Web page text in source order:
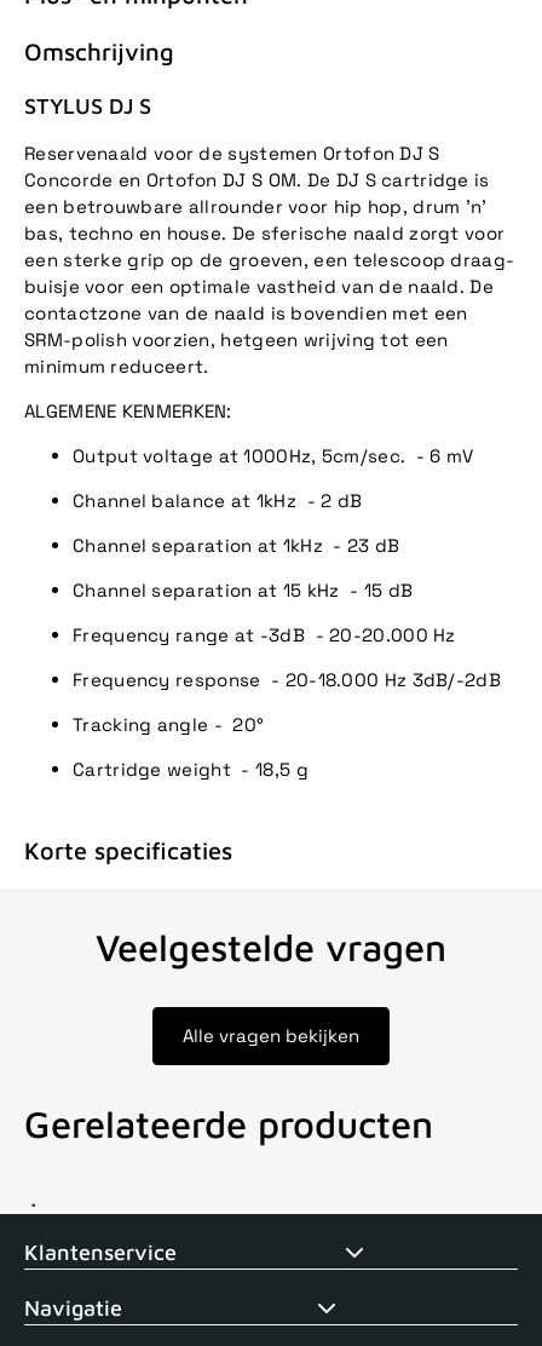
Omschrijving
STYLUS DJ S
Reservenaald voor de systemen Ortofon DJ S
Concorde en Ortofon DJ S OM. De DJ S cartridge is
een betrouwbare allrounder voor hip hop, drum 'n'
bas, techno en house. De sferische naald zorgt voor
een sterke grip op de groeven, een telescoop draag-
buisje voor een optimale vastheid van de naald. De
contactzone van de naald is bovendien met een
SRM-polish voorzien, hetgeen wrijving tot een
minimum reduceert.
ALGEMENE KENMERKEN:
Output voltage at 1000Hz, 5cm/sec. - 6 mV
Channel balance at 1kHz - 2 dB
Channel separation at 1kHz - 23 dB
Channel separation at 15 kHz - 15 dB
Frequency range at -3dB - 20-20.000 Hz
Frequency response - 20-18.000 Hz 3dB/-2dB
Tracking angle - 20°
Cartridge weight - 18,5 g
Korte specificaties
Veelgestelde vragen
Alle vragen bekijken
Gerelateerde producten
Voor 15uur besteld, zelfde dag verstuurd Echte winkel +35
Klantenservice
Navigatie